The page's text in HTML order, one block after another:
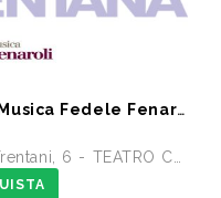
Abbonamento Amici della Musica Fedele Fenaroli 17 Concerti dal 14/07 al13/12 2026
COMUNALE FEDELE FENAROLI